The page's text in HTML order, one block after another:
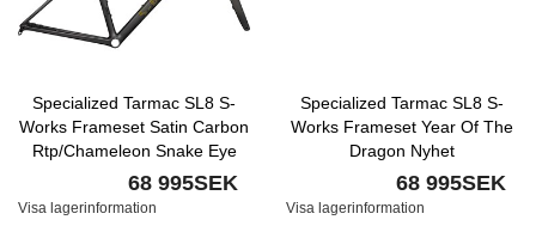
Specialized Tarmac SL8 S-
Works Frameset Satin Carbon
Rtp/Chameleon Snake Eye
Nyhet
68 995SEK
Visa lagerinformation
Specialized Tarmac SL8 S-
Works Frameset Year Of The
Dragon Nyhet
68 995SEK
Visa lagerinformation